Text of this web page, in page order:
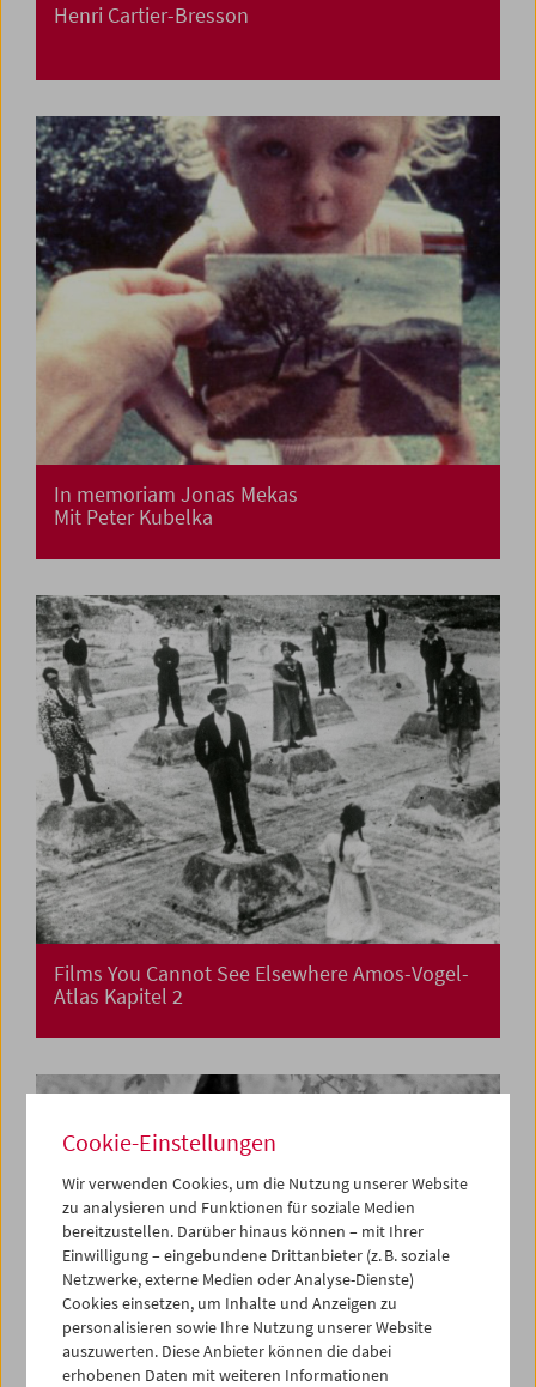
Henri Cartier-Bresson
In memoriam Jonas Mekas
Mit Peter Kubelka
Films You Cannot See Elsewhere Amos-Vogel-
Atlas Kapitel 2
Cookie-Einstellungen
Wir verwenden Cookies, um die Nutzung unserer Website
zu analysieren und Funktionen für soziale Medien
bereitzustellen. Darüber hinaus können – mit Ihrer
Einwilligung – eingebundene Drittanbieter (z. B. soziale
Netzwerke, externe Medien oder Analyse-Dienste)
Cookies einsetzen, um Inhalte und Anzeigen zu
personalisieren sowie Ihre Nutzung unserer Website
auszuwerten. Diese Anbieter können die dabei
erhobenen Daten mit weiteren Informationen